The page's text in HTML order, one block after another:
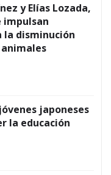
y Elías Lozada,
impulsan
disminución
japoneses
la educación